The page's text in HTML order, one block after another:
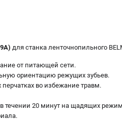
для станка ленточнопильного
от питающей сети.
ориентацию режущих зубьев.
во избежание травм.
течении 20 минут на щадящих